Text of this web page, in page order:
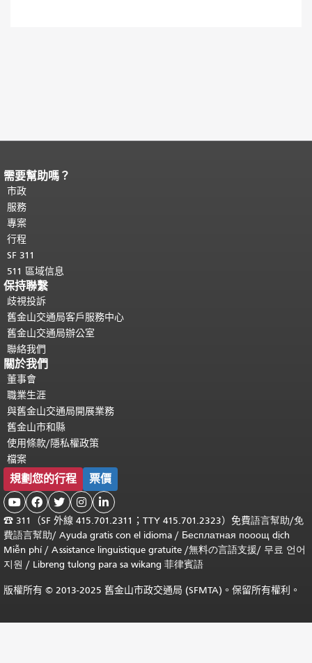
頁面內容結束。
都會重複顯示。
需要幫助嗎？
市政
服務
專案
行程
SF 311
511 區域信息
保持聯繫
歧視投訴
舊金山交通局客戶服務中心
舊金山交通局辦公室
聯絡我們
關於我們
董事會
職業生涯
與舊金山交通局開展業務
舊金山市和縣
使用條款/隱私權政策
檔案
規劃您的行程 票價
    
☎ 311（SF 外線 415.701.2311；TTY 415.701.2323）免費語言幫助/免
費語言幫助/ Ayuda gratis con el idioma / Бесплатная пооощ dịch
Miễn phí/ Assistance linguistique gratuite /無料の言語支援/ 무료 언어
지원 / Libreng tulong para sa wikang 菲律賓語
版權所有 © 2013-2025 舊金山市政交通局 (SFMTA)。保留所有權利。